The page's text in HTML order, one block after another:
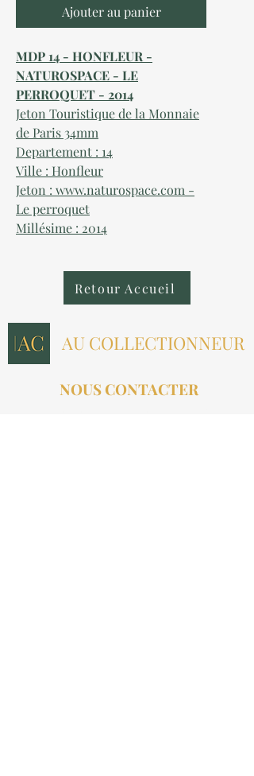
Ajouter au panier
MDP 14 - HONFLEUR -
NATUROSPACE - LE
PERROQUET - 2014
Jeton Touristique de la Monnaie
de Paris 34mm
Departement : 14
Ville : Honfleur
Jeton : www.naturospace.com -
Le perroquet
Millésime : 2014
Retour Accueil
AU COLLECTIONNEUR
NOUS CONTACTER